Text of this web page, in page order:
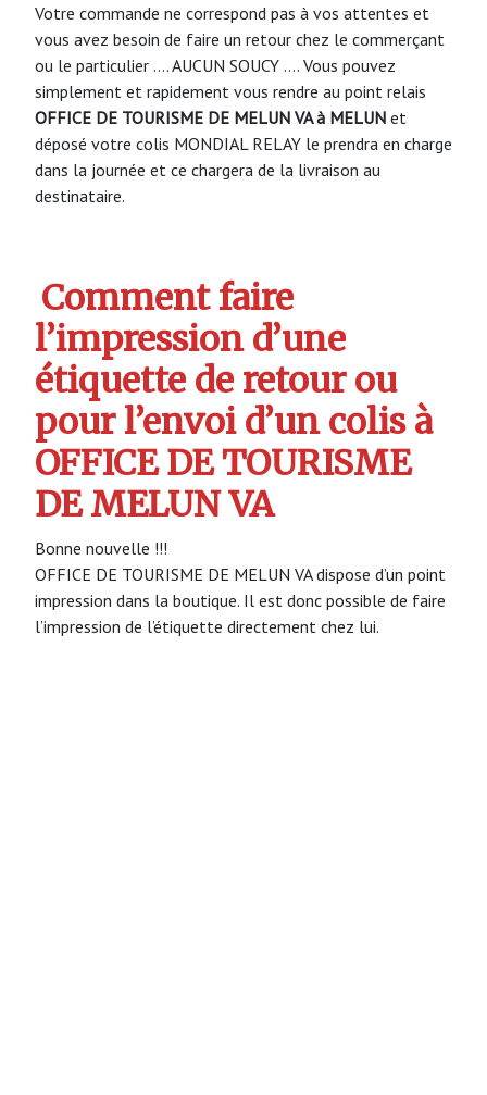
Votre commande ne correspond pas à vos attentes et
vous avez besoin de faire un retour chez le commerçant
ou le particulier …. AUCUN SOUCY …. Vous pouvez
simplement et rapidement vous rendre au point relais
OFFICE DE TOURISME DE MELUN VA à MELUN et
déposé votre colis MONDIAL RELAY le prendra en charge
dans la journée et ce chargera de la livraison au
destinataire.
Comment faire
l’impression d’une
étiquette de retour ou
pour l’envoi d’un colis à
OFFICE DE TOURISME
DE MELUN VA
Bonne nouvelle !!!
OFFICE DE TOURISME DE MELUN VA dispose d’un point
impression dans la boutique. Il est donc possible de faire
l’impression de l’étiquette directement chez lui.